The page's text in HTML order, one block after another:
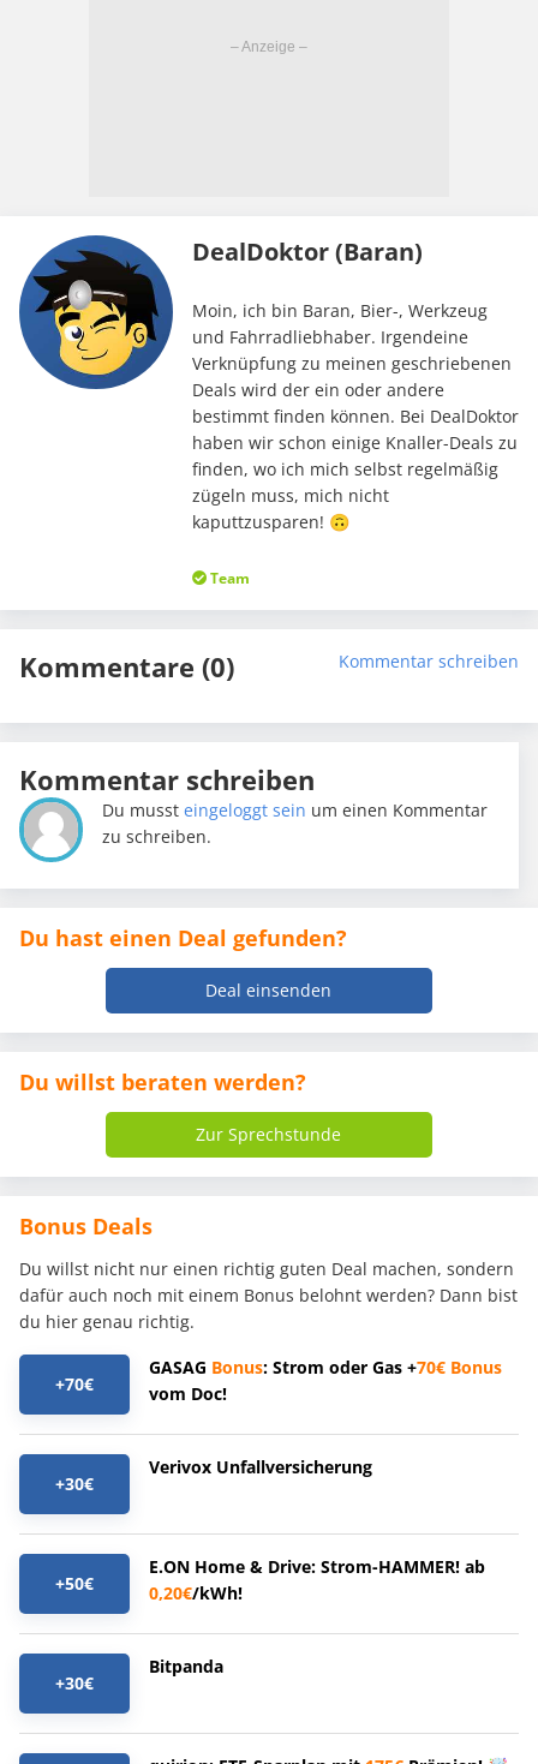
DealDoktor (Baran)
Moin, ich bin Baran, Bier-, Werkzeug
und Fahrradliebhaber. Irgendeine
Verknüpfung zu meinen geschriebenen
Deals wird der ein oder andere
bestimmt finden können. Bei DealDoktor
haben wir schon einige Knaller-Deals zu
finden, wo ich mich selbst regelmäßig
zügeln muss, mich nicht
kaputtzusparen! 🙃
Team
Kommentare (0) Kommentar schreiben
Kommentar schreiben
Du mussteingeloggt sein um einen Kommentar
zu schreiben.
Du hast einen Deal gefunden?
Deal einsenden
Du willst beraten werden?
Zur Sprechstunde
Bonus Deals
Du willst nicht nur einen richtig guten Deal machen, sondern
dafür auch noch mit einem Bonus belohnt werden? Dann bist
du hier genau richtig.
+70€
GASAG Bonus: Strom oder Gas +70€ Bonus
vom Doc!
+30€
Verivox Unfallversicherung
+50€
E.ON Home & Drive: Strom-HAMMER! ab
0,20€/kWh!
+30€
Bitpanda